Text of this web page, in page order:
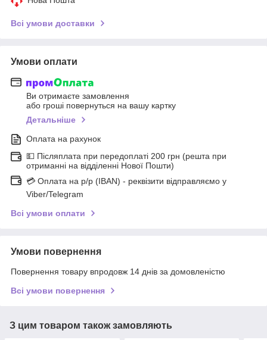
Всі умови доставки
Умови оплати
Ви отримаєте замовлення
або гроші повернуться на вашу картку
Детальніше
Оплата на рахунок
💵 Післяплата при передоплаті 200 грн (решта при
отриманні на відділенні Нової Пошти)
💳 Оплата на р/р (IBAN) - реквізити відправляємо у
Viber/Telegram
Всі умови оплати
Умови повернення
Повернення товару впродовж 14 днів за домовленістю
Всі умови повернення
З цим товаром також замовляють